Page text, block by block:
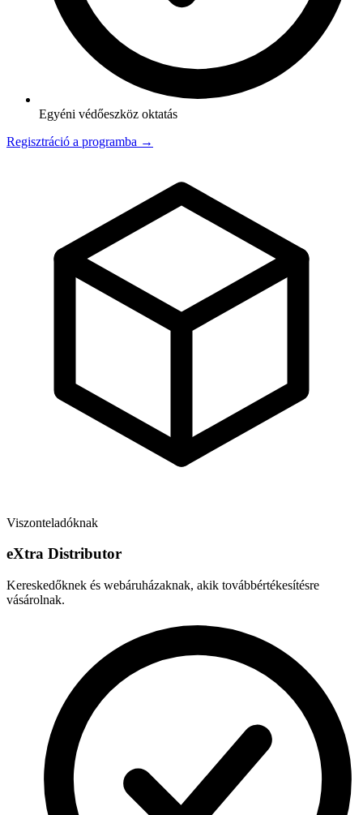
Egyéni védőeszköz oktatás
Regisztráció a programba →
Viszonteladóknak
eXtra Distributor
Kereskedőknek és webáruházaknak, akik továbbértékesítésre
vásárolnak.